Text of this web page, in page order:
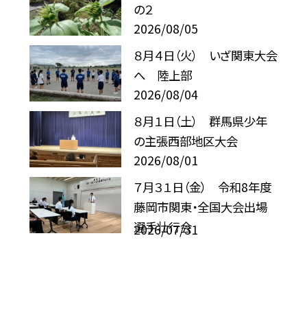
の２
2026/08/05
８月４日（火） いざ関東大会
へ 陸上部
2026/08/04
８月１日（土） 群馬県少年
の主張西部地区大会
2026/08/01
７月３１日（金） 令和8年度
藤岡市関東・全国大会出場
選手壮行会
2026/07/31